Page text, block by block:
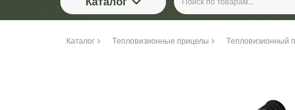
Каталог Тепловизионные прицелы Тепловизионный